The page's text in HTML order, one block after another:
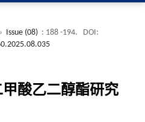
Issue (08) : 188 -194.
DOI:
酸乙二醇酯研究